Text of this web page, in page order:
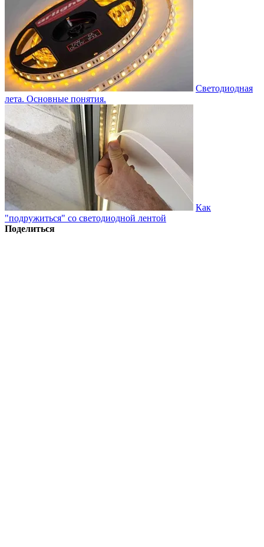
Светодиодная
лета. Основные понятия.
Как
"подружиться" со светодиодной лентой
Поделиться